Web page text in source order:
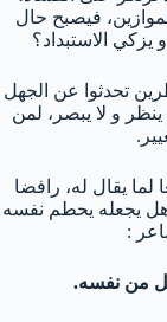
فيصبح حال
الاستبداد؟
تحدثوا عن الجهل
و لا يبصر، لمن
لما يقال له، رافضا
يجعله يحطم نفسه
:
من نفسه.